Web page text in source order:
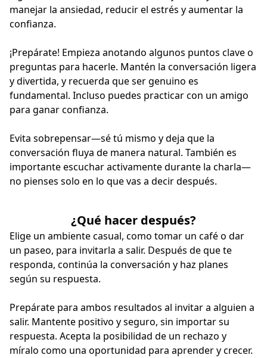
manejar la ansiedad, reducir el estrés y aumentar la
confianza.
¡Prepárate! Empieza anotando algunos puntos clave o
preguntas para hacerle. Mantén la conversación ligera
y divertida, y recuerda que ser genuino es
fundamental. Incluso puedes practicar con un amigo
para ganar confianza.
Evita sobrepensar—sé tú mismo y deja que la
conversación fluya de manera natural. También es
importante escuchar activamente durante la charla—
no pienses solo en lo que vas a decir después.
¿Qué hacer después?
Elige un ambiente casual, como tomar un café o dar
un paseo, para invitarla a salir. Después de que te
responda, continúa la conversación y haz planes
según su respuesta.
Prepárate para ambos resultados al invitar a alguien a
salir. Mantente positivo y seguro, sin importar su
respuesta. Acepta la posibilidad de un rechazo y
míralo como una oportunidad para aprender y crecer.